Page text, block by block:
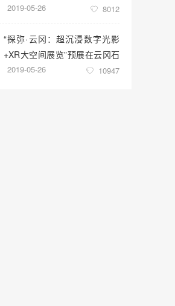
2019-05-26 8012
“探弥·云冈：超沉浸数字光影
+XR大空间展览”预展在云冈石
窟云冈美术馆启幕
2019-05-26 10947